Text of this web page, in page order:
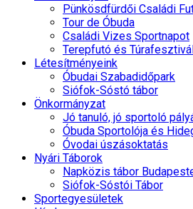
Pünkösdfürdői Családi
Tour de Óbuda
Családi Vizes Sportnapot
Terepfutó és
Létesítményeink
Óbudai Szabadidőpark
Siófok-Sóstó tábor
Önkormányzat
Jó tanuló, jó sportoló
Óbuda Sportolója és
Óvodai úszásoktatás
Nyári Táborok
Napközis tábor
Siófok-Sóstói Tábor
Sportegyesületek